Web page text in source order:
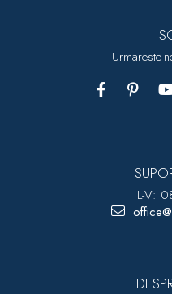
Urmareste-
L-V: